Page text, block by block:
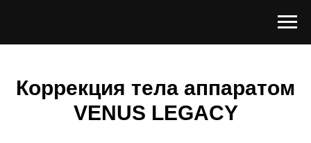
Коррекция тела аппаратом
VENUS LEGACY